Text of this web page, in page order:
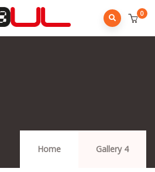
0
Home Gallery 4